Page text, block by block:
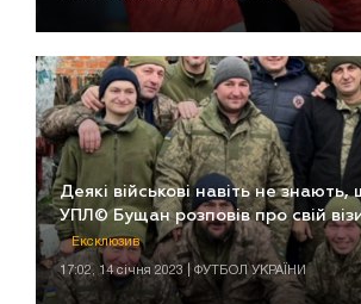
Деякі військові навіть не
УПЛ© Бущан розповів про свій
Ексклюзив
17:02, 14 січня 2023 | ФУТБОЛ УКРАЇНИ